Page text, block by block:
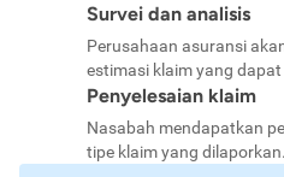
Survei dan analisis
Perusahaan asuransi
estimasi klaim yang dapat
Penyelesaian klaim
Nasabah mendapatkan
tipe klaim yang dilaporkan.